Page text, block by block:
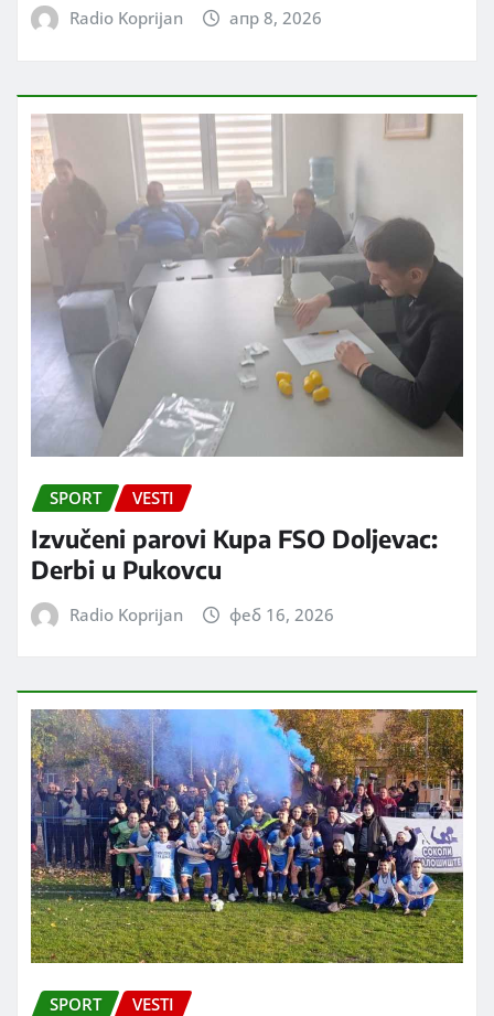
Radio Koprijan апр 8, 2026
SPORT VESTI
Izvučeni parovi Kupa FSO Doljevac:
Derbi u Pukovcu
Radio Koprijan феб 16, 2026
SPORT VESTI